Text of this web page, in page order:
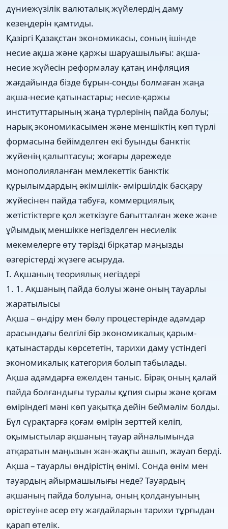
дүниежүзілік валюталық жүйелердің даму
кезеңдерін қамтиды.
Қазіргі Қазақстан экономикасы, соның ішінде
несие ақша және қаржы шаруашылығы: ақша-
несие жүйесін реформалау қатаң инфляция
жағдайында бізде бұрын-соңды болмаған жаңа
ақша-несие қатынастары; несие-қаржы
институттарының жаңа түрлерінің пайда болуы;
нарық экономикасымен және меншіктің көп түрлі
формасына бейімделген екі буынды банктік
жүйенің қалыптасуы; жоғары дәрежеде
монополияланған мемлекеттік банктік
құрылымдардың әкімшілік- әміршілдік басқару
жүйесінен пайда табуға, коммерциялық
жетістіктерге қол жеткізуге бағытталған жеке және
ұйымдық меншікке негізделген несиелік
мекемелерге өту тәрізді бірқатар маңызды
өзгерістерді жүзеге асыруда.
I. Ақшаның теориялық негіздері
1. 1. Ақшаның пайда болуы және оның тауарлы
жаратылысы
Ақша – өндіру мен бөлу процестерінде адамдар
арасындағы белгілі бір экономикалық қарым-
қатынастарды көрсететін, тарихи даму үстіндегі
экономикалық категория болып табылады.
Ақша адамдарға ежелден таныс. Бірақ оның қалай
пайда болғандығы туралы құпия сыры және қоғам
өміріндегі мәні көп уақытқа дейін беймәлім болды.
Бұл сұрақтарға қоғам өмірін зерттей келіп,
оқымыстылар ақшаның тауар айналымында
атқаратын маңызын жан-жақты ашып, жауап берді.
Ақша – тауарлы өндірістің өнімі. Сонда өнім мен
тауардың айырмашылығы неде? Тауардың
ақшаның пайда болуына, оның қолдануының
өрістеуіне әсер ету жағдайларын тарихи тұрғыдан
қарап өтелік.